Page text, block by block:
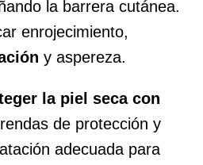
la barrera cutánea.
enrojecimiento,
y aspereza.
la piel seca con
de protección y
adecuada para